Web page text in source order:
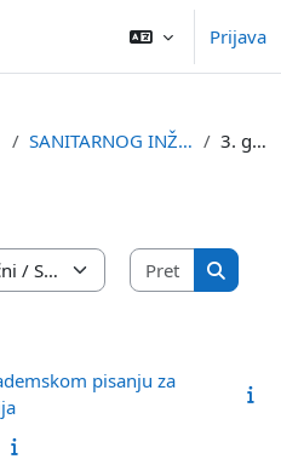
Prijava
SANITARNOG INŽENJERSTVA 3. godina
Pretraži
pisanju za